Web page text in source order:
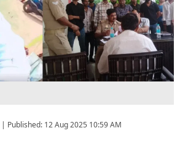
| Published: 12 Aug 2025 10:59 AM